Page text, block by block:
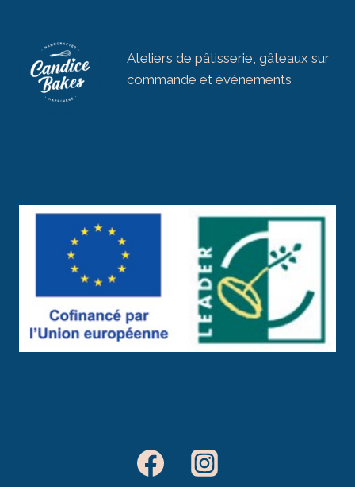
Ateliers de pâtisserie, gâteaux sur
commande et évènements